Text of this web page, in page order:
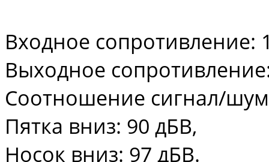
Входное
Выходное
Соотношение сигнал/
Пятка вниз: 90 дБВ,
Носок вниз: 97 дБВ.